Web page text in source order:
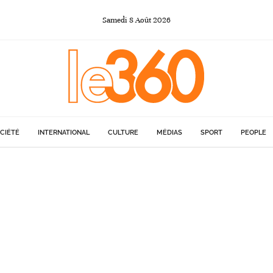
Samedi 8Août2026
INTERNATIONAL CULTURE MÉDIAS SPORT PEOPLE